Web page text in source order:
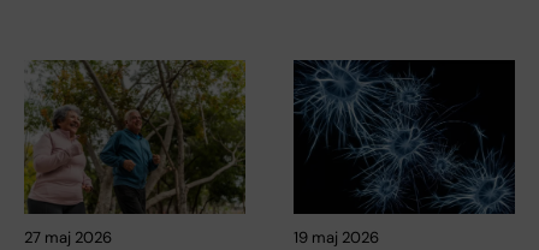
27 maj 2026 19 maj 2026